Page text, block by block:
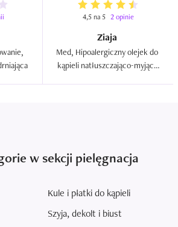
4,5 na 5 2 opinie
Ziaja
Med, Hipoalergiczny olejek do
kąpieli natłuszczająco-myjący
w sekcji pielęgnacja
Kule i płatki do kąpieli
Szyja, dekolt i biust